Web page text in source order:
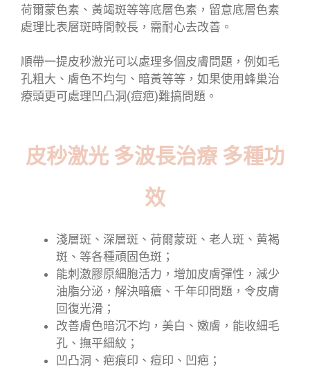
荷爾蒙色素、黃竭斑等等底層色素，留意底層色素
處理比表層斑時間較長，需耐心去改善。
順帶一提皮秒激光可以處理多個皮膚問題，例如毛
孔粗大、膚色不均勻、暗黃等等，如果使用蜂巢治
療頭更可處理凹凸洞(痘疤)難搞問題。
皮秒激光 多波長治療 多種功
效
淺層斑、深層斑、荷爾蒙斑、老人斑、黄褐
斑、等各種頑固色斑；
能刺激膠原細胞活力，增加皮膚彈性，減少
油脂分泌，解決暗瘡、千年印問題，令皮膚
回復光滑；
改善膚色暗沉不均，美白、嫩膚，能收細毛
孔、撫平細紋；
凹凸洞、疤痕印、痘印、凹疤；